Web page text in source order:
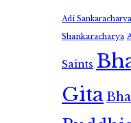
Adi Sankaracharya
Shankaracharya
Saints
Gita